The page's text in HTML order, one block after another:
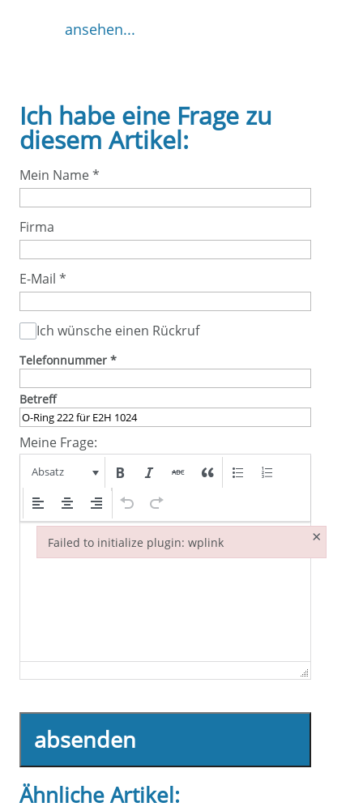
ansehen...
Ich habe eine Frage zu
diesem Artikel:
Mein Name*
Firma
E-Mail *
Ich wünsche einen Rückruf
Telefonnummer *
Betreff
Meine Frage:
Absatz
absenden
Ähnliche Artikel:
Failed to initialize plugin: wplink ×
Failed to initialize plugin: wplink